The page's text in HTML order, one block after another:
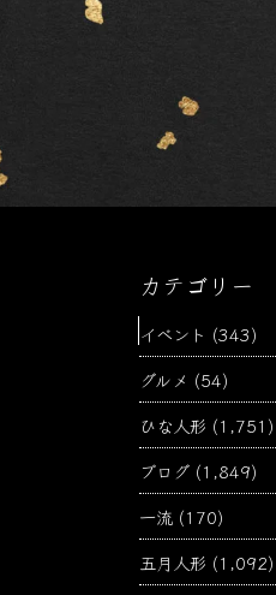
カテゴリー
イベント (343)
グルメ (54)
ひな人形 (1,751)
ブログ(1,849)
一流(170)
五月人形 (1,092)